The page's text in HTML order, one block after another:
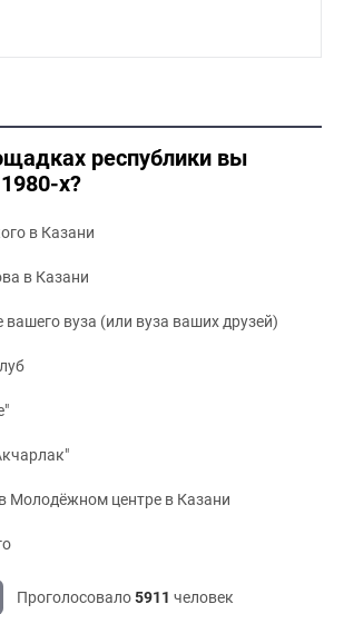
культура
культура
республики вы
х?
в Казани
в Казани
вуза (или вуза ваших друзей)
Молодёжном центре в Казани
Проголосовало5911 человек